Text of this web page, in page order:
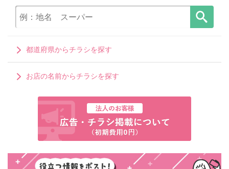
都道府県からチラシを探す
お店の名前からチラシを探す